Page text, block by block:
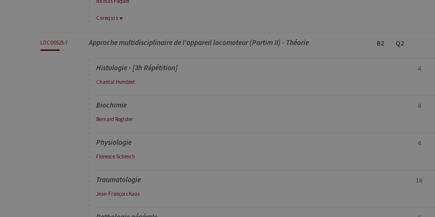
Corequis
BIOC0520-1
PHYL0520-1
Physiologie générale
LOCO0525-7 Approche multidisciplinaire de l'appareil locomoteur (Partim II) - Théorie B2 Q2
Histologie - [3h Répétition]
Chantal Humblet
4
Biochimie
Bernard Rogister
4
Physiologie
Florence Schleich
4
Traumatologie
Jean-François Kaux
16